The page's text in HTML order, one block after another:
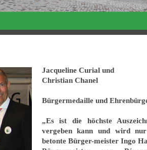
Jacqueline Curial und
Christian Chanel
Bürgermedaille und
„Es ist die höchste
vergeben kann und wird
betonte Bürger-meister Ingo